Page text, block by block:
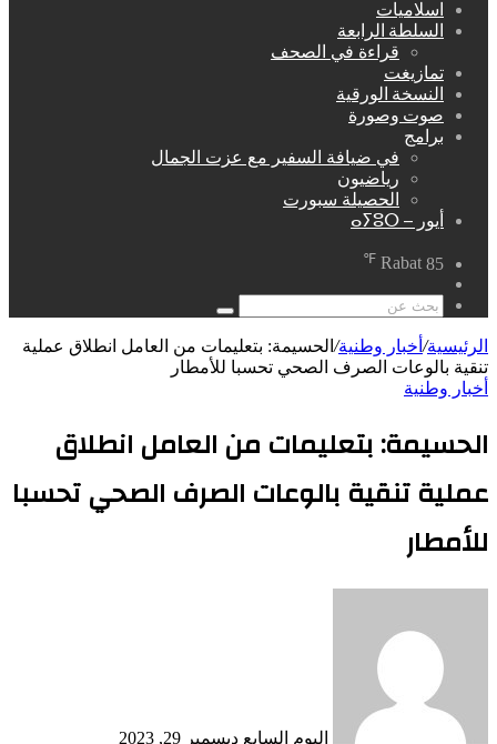
اسلاميات
السلطة الرابعة
قراءة في الصحف
تمازيغت
النسخة الورقية
صوت وصورة
برامج
في ضيافة السفير مع عزت الجمال
رياضيون
الحصيلة سبورت
أيور – ⴰⵢⵓⵔ
Rabat 85
℉
عشوائي
بحث
عن
الرئيسية/ أخبار وطنية/ الحسيمة: بتعليمات من العامل انطلاق عملية
تنقية بالوعات الصرف الصحي تحسبا للأمطار
أخبار وطنية
الحسيمة: بتعليمات من العامل انطلاق
عملية تنقية بالوعات الصرف الصحي تحسبا
للأمطار
اليوم السابع ديسمبر 29, 2023